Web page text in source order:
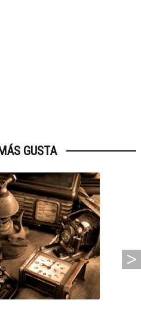
GUSTA